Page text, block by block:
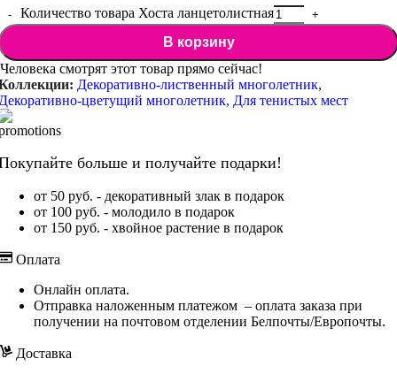
Количество товара Хоста ланцетолистная
В корзину
Человека смотрят этот товар прямо сейчас!
Декоративно-лиственный многолетник,
цветущий многолетник, Для тенистых мест
больше и получайте подарки!
от 50 руб. - декоративный злак в подарок
от 100 руб. - молодило в подарок
от 150 руб. - хвойное растение в подарок
Оплата
Онлайн оплата.
Отправка наложенным платежом – оплата заказа при
получении на почтовом отделении Белпочты/Европочты.
Доставка